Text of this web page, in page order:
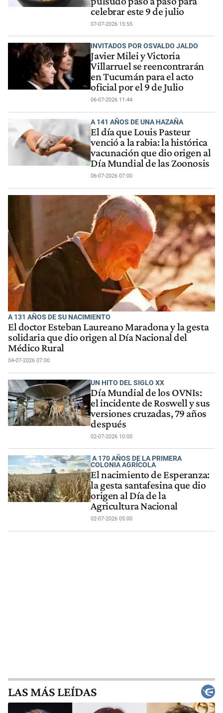
celebrar este 9 de julio
07-07-2026 15:55
INVITADOS POR OSVALDO JALDO
Javier Milei y Victoria
Villarruel se reencontrarán
en Tucumán para el acto
oficial por el 9 de Julio
06-07-2026 11:44
A 141 AÑOS DE UNA HAZAÑA
El día que Louis Pasteur
venció a la rabia: la histórica
vacunación que dio origen al
Día Mundial de las Zoonosis
06-07-2026 07:00
A 131 AÑOS DE SU NACIMIENTO
El doctor Esteban Laureano Maradona y la gesta
solidaria que dio origen al Día Nacional del
Médico Rural
04-07-2026 07:00
UN HITO DEL SIGLO XX
Día Mundial de los OVNIs:
el incidente de Roswell y sus
versiones cruzadas, 79 años
después
02-07-2026 10:00
A 170 AÑOS DE LA PRIMERA
COLONIA AGRÍCOLA
El nacimiento de Esperanza:
la gesta santafesina que dio
origen al Día de la
Agricultura Nacional
02-07-2026 05:00
LAS MÁS LEÍDAS